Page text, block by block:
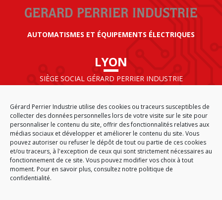
Gérard Perrier Industrie utilise des cookies ou traceurs susceptibles de
collecter des données personnelles lors de votre visite sur le site pour
personnaliser le contenu du site, offrir des fonctionnalités relatives aux
médias sociaux et développer et améliorer le contenu du site. Vous
pouvez autoriser ou refuser le dépôt de tout ou partie de ces cookies
et/ou traceurs, à l'exception de ceux qui sont strictement nécessaires au
fonctionnement de ce site. Vous pouvez modifier vos choix à tout
moment. Pour en savoir plus, consultez notre politique de
confidentialité.
AUTOMATISMES ET ÉQUIPEMENTS ÉLECTRIQUES
LYON
SIÈGE SOCIAL GÉRARD PERRIER INDUSTRIE
69125 LYON AÉROPORT SAINT EXUPÉRY
FRANCE
ACCUEIL CGA PLAN DU SITE
MENTIONS LÉGALES
DONNÉES PERSONNELLES